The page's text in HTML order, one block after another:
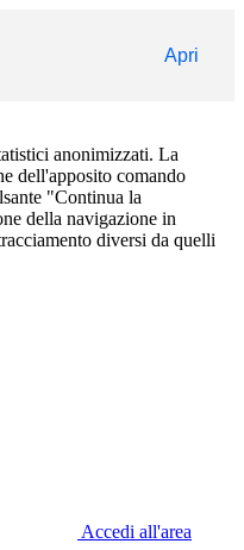
Apri
anonimizzati. La
dell'apposito comando
"Continua la
della navigazione in
diversi da quelli
Accedi all'area